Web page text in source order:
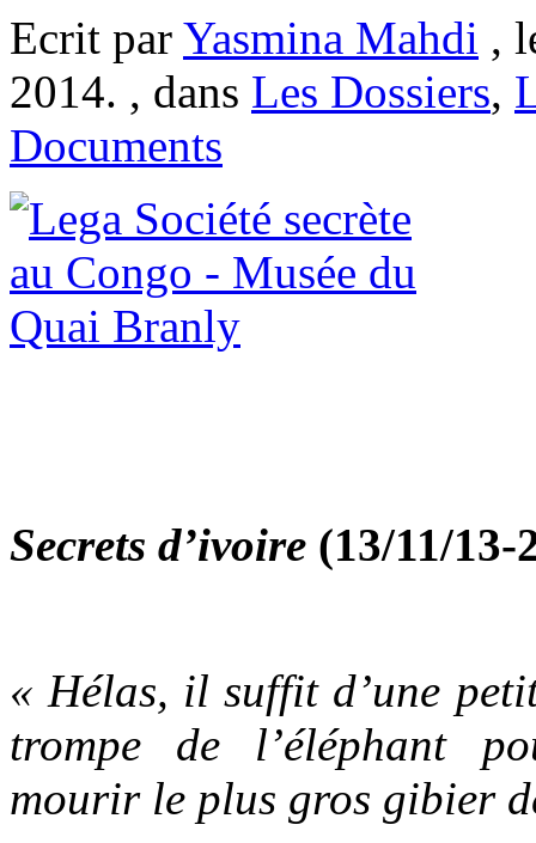
Ecrit par Yasmina Mahdi ,
2014. , dans Les Dossiers,
Documents
Secrets d’ivoire (13/11/13-
« Hélas, il suffit d’une
trompe de l’éléphant
mourir le plus gros gibier